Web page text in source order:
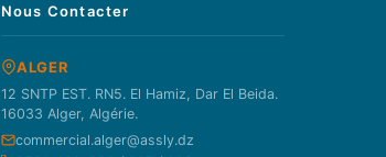
Nous Contacter
ALGER
12 SNTP EST. RN5. El Hamiz, Dar El Beida.
16033 Alger, Algérie.
commercial.alger@assly.dz